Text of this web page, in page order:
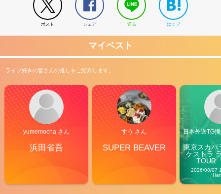
ポスト シェア 送る はてブ
マイベスト
ライブ好きの皆さんの推しをご紹介します。
yumemocha さん
浜田省吾
すう さん
SUPER BEAVER
日本外送TG
東京スカパ
ケストラ
TOUR
2026/08/07